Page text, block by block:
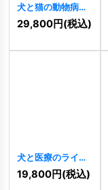
犬と猫の動物病院
ロゴ[11279]
29,800円(税込)
犬と医療のライン
アートロゴ
11225 ]
19,800円(税込)